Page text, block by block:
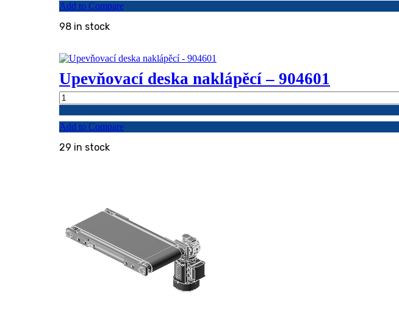
MVF
-
quantity
Add to Compare
98 in stock
Upevňovací deska naklápěcí – 904601
Upevňovací
deska
naklápěcí
-
quantity
Add to Compare
29 in stock